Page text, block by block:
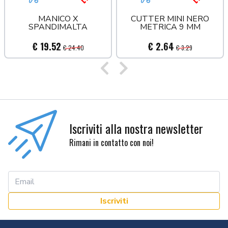
Aggiungi al carrelloAcquista più tardi
MANICO X
SPANDIMALTA
€ 19.52 € 24.40
Aggiungi al carrello
CUTTER MINI NERO
METRICA 9 MM
€ 2.64 € 3.29
Iscriviti alla nostra newsletter
Rimani in contatto con noi!
Iscriviti